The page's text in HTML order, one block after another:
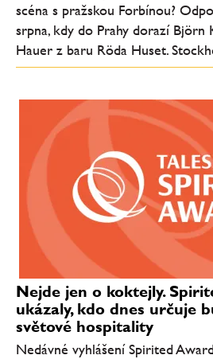
scéna s pražskou Forbínou?
srpna, kdy do Prahy dorazí Björn
Hauer z baru Röda Huset.
Nejde jen o koktejly.
ukázaly, kdo dnes určuje
světové hospitality
Nedávné vyhlášení Spirited